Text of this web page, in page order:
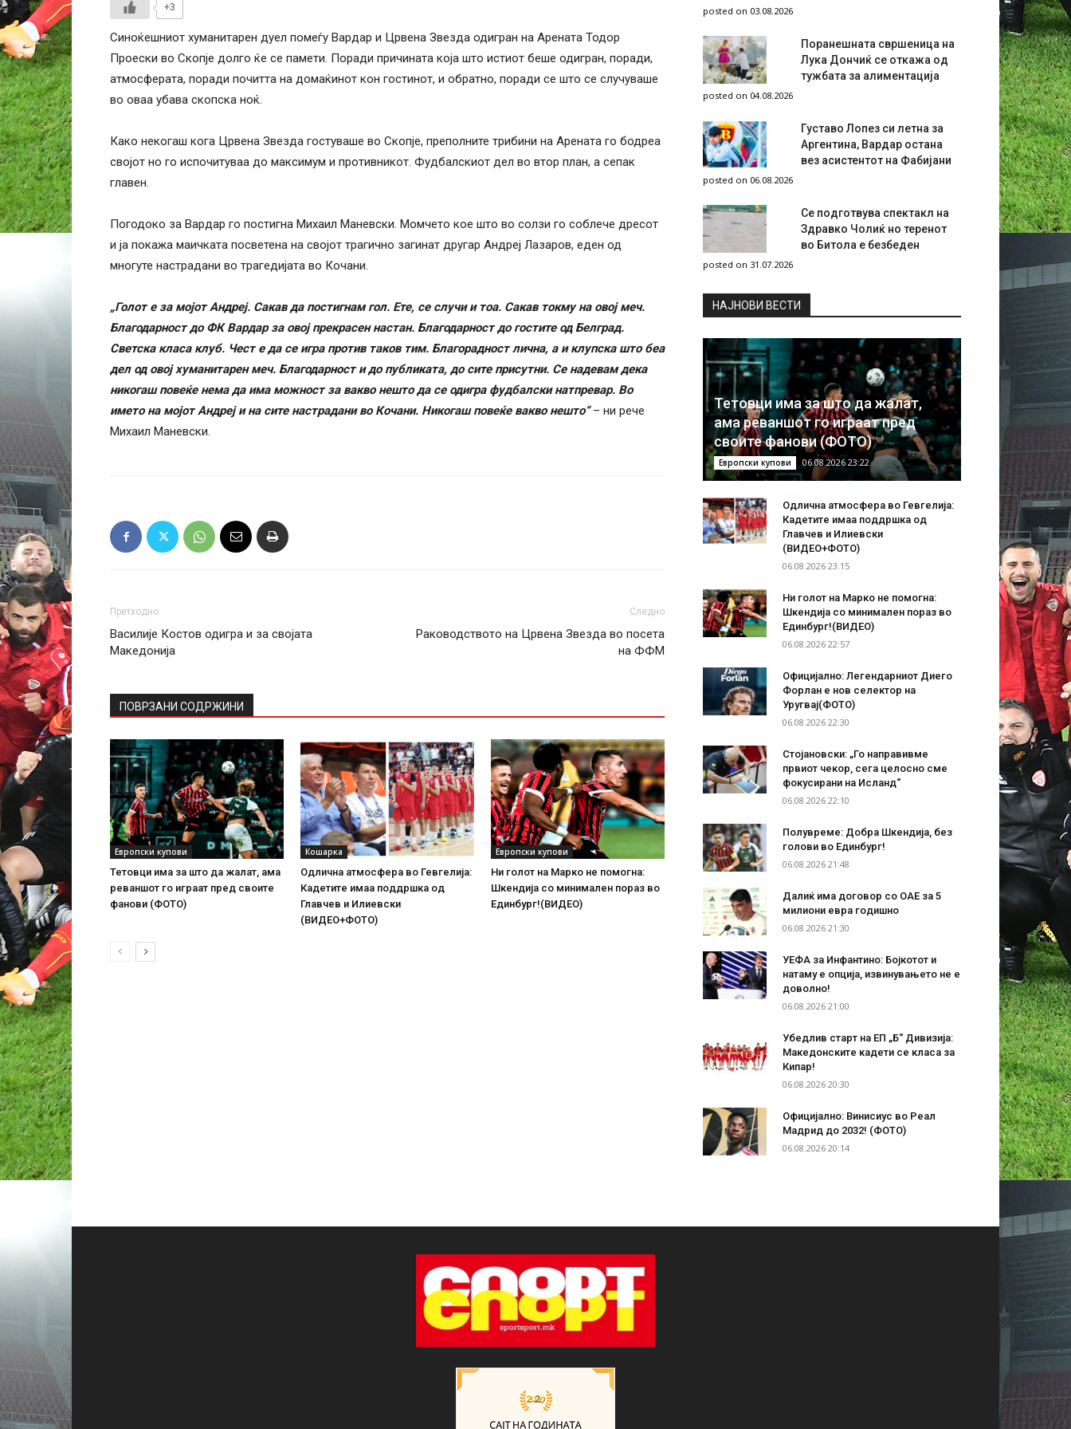
+3
Синоќешниот хуманитарен дуел помеѓу Вардар и Црвена Звезда одигран на Арената Тодор
Проески во Скопје долго ќе се памети. Поради причината која што истиот беше одигран, поради,
атмосферата, поради почитта на домаќинот кон гостинот, и обратно, поради се што се случуваше
во оваа убава скопска ноќ.
Како некогаш кога Црвена Звезда гостуваше во Скопје, преполните трибини на Арената го бодреа
својот но го испочитуваа до максимум и противникот. Фудбалскиот дел во втор план, а сепак
главен.
Погодоко за Вардар го постигна Михаил Маневски. Момчето кое што во солзи го соблече дресот
и ја покажа маичката посветена на својот трагично загинат другар Андреј Лазаров, еден од
многуте настрадани во трагедијата во Кочани.
„Голот е за мојот Андреј. Сакав да постигнам гол. Ете, се случи и тоа. Сакав токму на овој меч.
Благодарност до ФК Вардар за овој прекрасен настан. Благодарност до гостите од Белград.
Светска класа клуб. Чест е да се игра против таков тим. Благорадност лична, а и клупска што беа
дел од овој хуманитарен меч. Благодарност и до публиката, до сите присутни. Се надевам дека
никогаш повеќе нема да има можност за вакво нешто да се одигра фудбалски натпревар. Во
името на мојот Андреј и на сите настрадани во Кочани. Никогаш повеќе вакво нешто“ – ни рече
Михаил Маневски.
Претходно
Василије Костов одигра и за својата
Македонија
Следно
Раководството на Црвена Звезда во посета
на ФФМ
ПОВРЗАНИ СОДРЖИНИ
Европски купови
Тетовци има за што да жалат, ама
реваншот го играат пред своите
фанови (ФОТО)
Кошарка
Одлична атмосфера во Гевгелија:
Кадетите имаа поддршка од
Главчев и Илиевски
(ВИДЕО+ФОТО)
Европски купови
Ни голот на Марко не помогна:
Шкендија со минимален пораз во
Единбург!(ВИДЕО)
posted on 03.08.2026
Поранешната свршеница на
Лука Дончиќ се откажа од
тужбата за алиментација
posted on 04.08.2026
Густаво Лопез си летна за
Аргентина, Вардар остана
вез асистентот на Фабијани
posted on 06.08.2026
Се подготвува спектакл на
Здравко Чолиќ но теренот
во Битола е безбеден
posted on 31.07.2026
НAЈНОВИ ВЕСТИ
Тетовци има за што да жалат,
ама реваншот го играат пред
своите фанови (ФОТО)
Европски купови 06.08.2026 23:22
Одлична атмосфера во Гевгелија:
Кадетите имаа поддршка од
Главчев и Илиевски
(ВИДЕО+ФОТО)
06.08.2026 23:15
Ни голот на Марко не помогна:
Шкендија со минимален пораз во
Единбург!(ВИДЕО)
06.08.2026 22:57
Официјално: Легендарниот Диего
Форлан е нов селектор на
Уругвај(ФОТО)
06.08.2026 22:30
Стојановски: „Го направивме
првиот чекор, сега целосно сме
фокусирани на Исланд“
06.08.2026 22:10
Полувреме: Добра Шкендија, без
голови во Единбург!
06.08.2026 21:48
Далиќ има договор со ОАЕ за 5
милиони евра годишно
06.08.2026 21:30
УЕФА за Инфантино: Бојкотот и
натаму е опција, извинувањето не е
доволно!
06.08.2026 21:00
Убедлив старт на ЕП „Б“ Дивизија:
Македонските кадети се класа за
Кипар!
06.08.2026 20:30
Официјално: Винисиус во Реал
Мадрид до 2032! (ФОТО)
06.08.2026 20:14